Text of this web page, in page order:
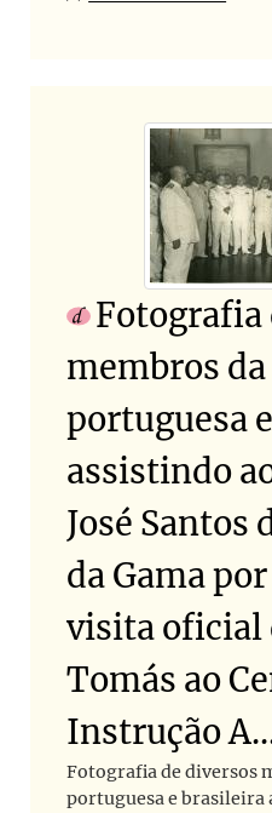
Fotografia
membros
portuguesa
assistindo
José Santos
da Gama
visita oficial
Tomás ao
Instrução
Fotografia de diversos
portuguesa e brasileira